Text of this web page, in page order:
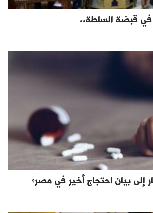
في قبضة السلطة..
إلى بيان احتجاج أخير في مصر؟